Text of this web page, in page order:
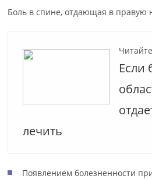
Боль в спине, отдающая в правую
Если
лечить
Появлением болезненности